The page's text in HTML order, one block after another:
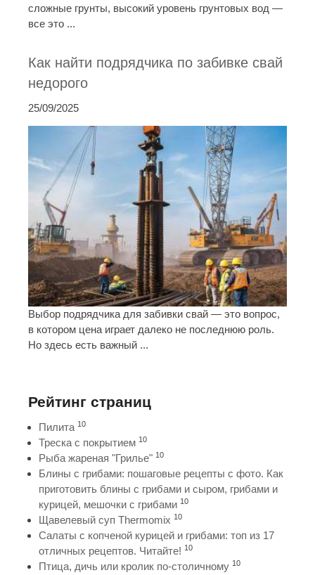
сложные грунты, высокий уровень грунтовых вод —
все это ...
Как найти подрядчика по забивке свай
недорого
25/09/2025
Выбор подрядчика для забивки свай — это вопрос,
в котором цена играет далеко не последнюю роль.
Но здесь есть важный ...
Рейтинг страниц
Пилита 10
Треска с покрытием 10
Рыба жареная "Грилье" 10
Блины с грибами: пошаговые рецепты с фото. Как
приготовить блины с грибами и сыром, грибами и
курицей, мешочки с грибами 10
Щавелевый суп Thermomix 10
Салаты с копченой курицей и грибами: топ из 17
отличных рецептов. Читайте! 10
Птица, дичь или кролик по-столичному 10